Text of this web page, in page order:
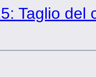
Taglio del